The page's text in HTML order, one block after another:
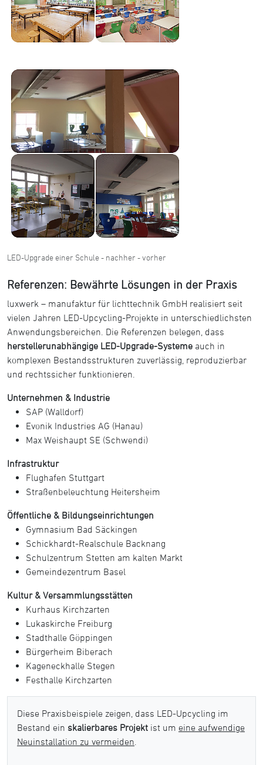
LED-Upgrade einer Schule - nachher - vorher
Referenzen: Bewährte Lösungen in der Praxis
luxwerk – manufaktur für lichttechnik GmbH realisiert seit
vielen Jahren LED-Upcycling-Projekte in unterschiedlichsten
Anwendungsbereichen. Die Referenzen belegen, dass
herstellerunabhängige LED-Upgrade-Systeme auch in
komplexen Bestandsstrukturen zuverlässig, reproduzierbar
und rechtssicher funktionieren.
Unternehmen & Industrie
SAP (Walldorf)
Evonik Industries AG (Hanau)
Max Weishaupt SE (Schwendi)
Infrastruktur
Flughafen Stuttgart
Straßenbeleuchtung Heitersheim
Öffentliche & Bildungseinrichtungen
Gymnasium Bad Säckingen
Schickhardt-Realschule Backnang
Schulzentrum Stetten am kalten Markt
Gemeindezentrum Basel
Kultur & Versammlungsstätten
Kurhaus Kirchzarten
Lukaskirche Freiburg
Stadthalle Göppingen
Bürgerheim Biberach
Kageneckhalle Stegen
Festhalle Kirchzarten
Diese Praxisbeispiele zeigen, dass LED-Upcycling im
Bestand ein skalierbares Projekt ist um eine aufwendige
Neuinstallation zu vermeiden